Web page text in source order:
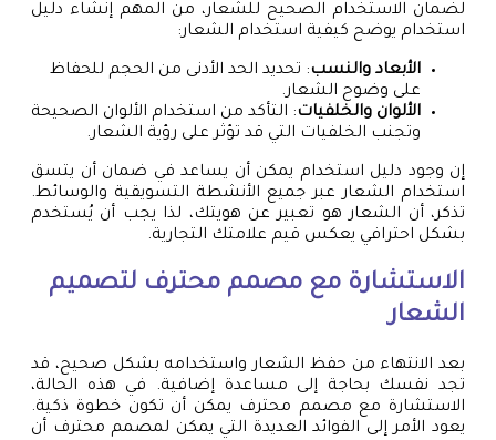
لضمان الاستخدام الصحيح للشعار، من المهم إنشاء دليل
استخدام يوضح كيفية استخدام الشعار:
الأبعاد والنسب: تحديد الحد الأدنى من الحجم للحفاظ
على وضوح الشعار.
الألوان والخلفيات: التأكد من استخدام الألوان الصحيحة
وتجنب الخلفيات التي قد تؤثر على رؤية الشعار.
إن وجود دليل استخدام يمكن أن يساعد في ضمان أن يتسق
استخدام الشعار عبر جميع الأنشطة التسويقية والوسائط.
تذكر، أن الشعار هو تعبير عن هويتك، لذا يجب أن يُستخدم
بشكل احترافي يعكس قيم علامتك التجارية.
الاستشارة مع مصمم محترف لتصميم
الشعار
بعد الانتهاء من حفظ الشعار واستخدامه بشكل صحيح، قد
تجد نفسك بحاجة إلى مساعدة إضافية. في هذه الحالة،
الاستشارة مع مصمم محترف يمكن أن تكون خطوة ذكية.
يعود الأمر إلى الفوائد العديدة التي يمكن لمصمم محترف أن